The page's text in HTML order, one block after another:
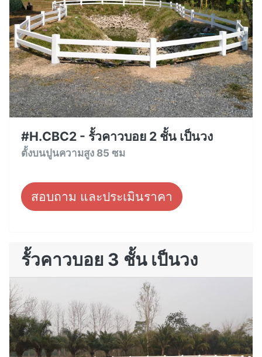
#H.CBC2 - รั้วคาวบอย 2 ชั้น เป็นวง
ตั้งบนปูนความสูง 85 ซม
สอบถาม และประเมินราคา
รั้วคาวบอย 3 ชั้น เป็นวง